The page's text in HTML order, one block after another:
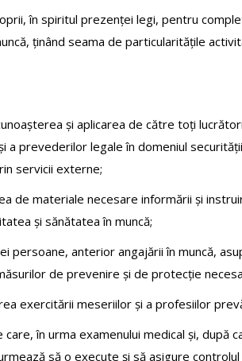
în spiritul prezenței legi, pentru
ținând seama de particularitățile
și aplicarea de către toți
a prevederilor legale în domeniul
servicii externe;
de materiale necesare informării și
și sănătatea în muncă;
persoane, anterior angajării în muncă,
de prevenire și de protecție
exercitării meseriilor și a profesiilor
în urma examenului medical și, după
să o execute și să asigure